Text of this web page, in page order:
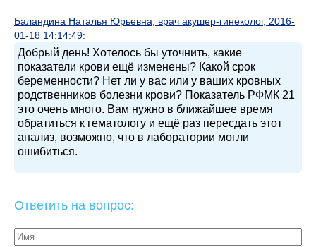
Баландина Наталья Юрьевна, врач акушер-гинеколог, 2016-
01-18 14:14:49:
Добрый день! Хотелось бы уточнить, какие
показатели крови ещё изменены? Какой срок
беременности? Нет ли у вас или у ваших кровных
родственников болезни крови? Показатель РФМК 21
это очень много. Вам нужно в ближайшее время
обратиться к гематологу и ещё раз пересдать этот
анализ, возможно, что в лаборатории могли
ошибиться.
Ответить на вопрос: